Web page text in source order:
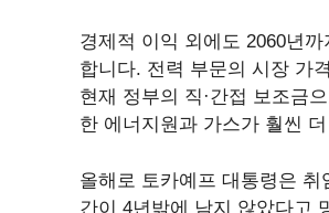
경제적 이익 외에도 2060년
합니다. 전력 부문의 시장 가
현재 정부의 직·간접 보조금
한 에너지원과 가스가 훨씬
올해로 토카예프 대통령은
간이 4년밖에 남지 않았다고